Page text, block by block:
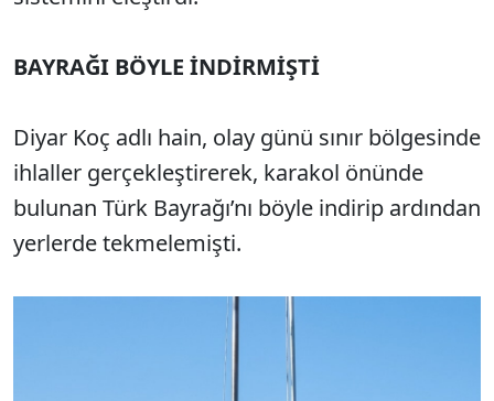
BAYRAĞI BÖYLE İNDİRMİŞTİ
Diyar Koç adlı hain, olay günü sınır bölgesinde
ihlaller gerçekleştirerek, karakol önünde
bulunan Türk Bayrağı’nı böyle indirip ardından
yerlerde tekmelemişti.